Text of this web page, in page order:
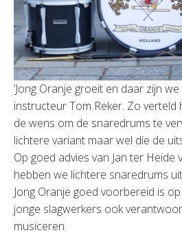
‘Jong Oranje groeit en daar zijn we
instructeur Tom Reker. Zo verteld
de wens om de snaredrums te
lichtere variant maar wel die de
Op goed advies van Jan ter
hebben we lichtere snaredrums
Jong Oranje goed voorbereid is
jonge slagwerkers ook
musiceren.